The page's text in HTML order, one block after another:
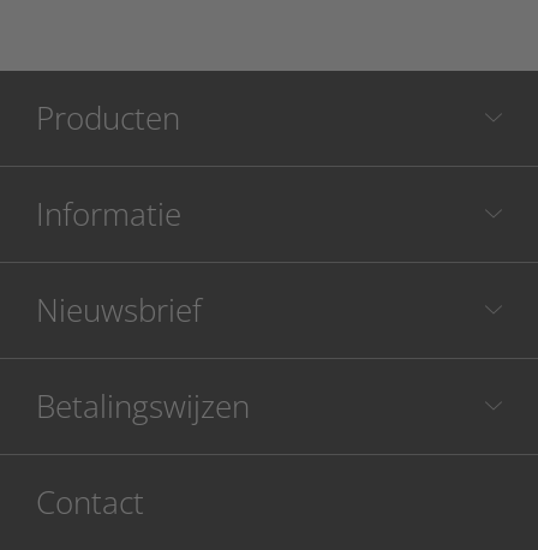
Producten
Informatie
Nieuwsbrief
Betalingswijzen
Contact